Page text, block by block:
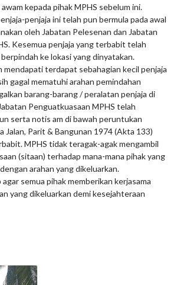
kepada pihak MPHS sebelum ini.
penjaja ini telah pun bermula pada awal
oleh Jabatan Pelesenan dan Jabatan
Kesemua penjaja yang terbabit telah
ke lokasi yang dinyatakan.
mendapati terdapat sebahagian kecil penjaja
gagal mematuhi arahan pemindahan
barang-barang / peralatan penjaja di
Penguatkuasaan MPHS telah
serta notis am di bawah peruntukan
Jalan, Parit & Bangunan 1974 (Akta 133)
MPHS tidak teragak-agak mengambil
(sitaan) terhadap mana-mana pihak yang
arahan yang dikeluarkan.
semua pihak memberikan kerjasama
yang dikeluarkan demi kesejahteraan